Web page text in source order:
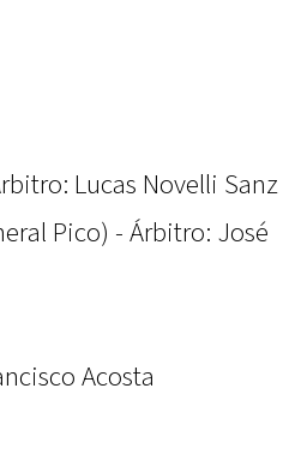
Lucas Novelli Sanz
Pico) - Árbitro: José
Acosta